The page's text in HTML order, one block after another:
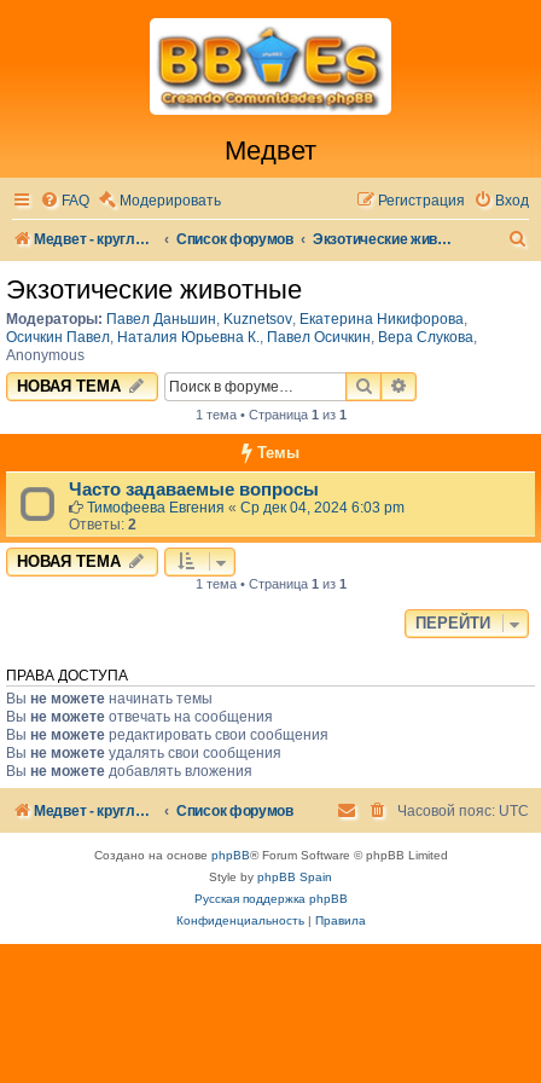
Медвет
FAQ Модерировать Вход
Регистрация
Медвет - круглосуточная ветеринарная клиника в Москве Список форумов Экзотические животные
Экзотические животные
Модераторы: Павел Даньшин, Kuznetsov, Екатерина Никифорова,
Осичкин Павел, Наталия Юрьевна К., Павел Осичкин, Вера Слукова,
Anonymous
НОВАЯ ТЕМА ПОИСКРАСШИРЕННЫЙ
1 тема • Страница 1из 1
Темы
Часто задаваемые вопросы
Тимофеева Евгения « Ср дек 04, 2024 6:03 pm
Ответы: 2
НОВАЯ ТЕМА
1 тема • Страница 1 из 1
ПЕРЕЙТИ
ПРАВА ДОСТУПА
Вы не можете начинать темы
Вы не можете отвечать на сообщения
Вы не можете редактировать свои сообщения
Вы не можете удалять свои сообщения
Вы не можете добавлять вложения
Медвет - круглосуточная ветеринарная клиника в Москве Список форумов Часовой пояс: UTC
Создано на основе phpBB® Forum Software © phpBB Limited
Style by phpBB Spain
Русская поддержка phpBB
Конфиденциальность| Правила